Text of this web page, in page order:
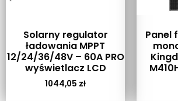
Solarny regulator
ładowania MPPT
12/24/36/48V – 60A PRO
wyświetlacz LCD
1044,05 zł
Panel